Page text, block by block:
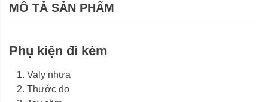
Nguồn cấp
Kích thước
MÔ TẢ SẢN PHẨM
Phụ kiện đi kèm
Valy nhựa
Thước đo